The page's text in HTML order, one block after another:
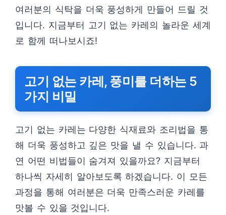
여러분의 식탁을 더욱 풍성하게 만들어 드릴 것
입니다. 지금부터 고기 없는 카레의 놀라운 세계
로 함께 떠나보시죠!
고기 없는 카레, 풍미를 더하는 5
가지 비밀
고기 없는 카레는 다양한 식재료와 조리법을 통
해 더욱 풍성하고 깊은 맛을 낼 수 있습니다. 과
연 어떤 비법들이 숨겨져 있을까요? 지금부터
하나씩 자세히 알아보도록 하겠습니다. 이 모든
과정을 통해 여러분은 더욱 만족스러운 카레를
맛볼 수 있을 것입니다.